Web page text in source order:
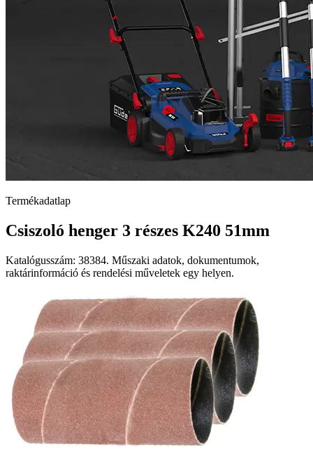
Termékadatlap
Csiszoló henger 3 részes K240 51mm
Katalógusszám: 38384. Műszaki adatok, dokumentumok,
raktárinformáció és rendelési műveletek egy helyen.